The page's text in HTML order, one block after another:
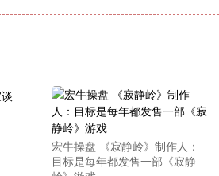
宏牛操盘 《寂静岭》制作人：
目标是每年都发售一部《寂静